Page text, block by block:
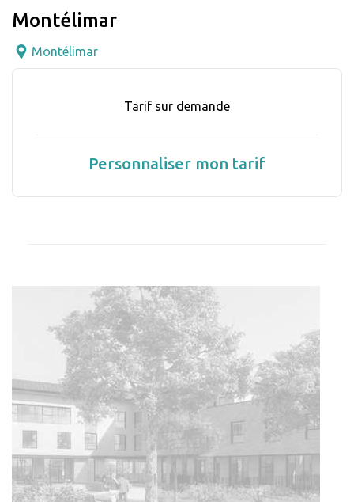
Montélimar
Montélimar
Tarif sur demande
Personnaliser mon tarif